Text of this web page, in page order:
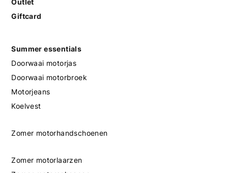
Giftcard
Summer essentials
Doorwaai motorjas
Doorwaai motorbroek
Motorjeans
Koelvest
Zomer motorhandschoenen
Zomer motorlaarzen